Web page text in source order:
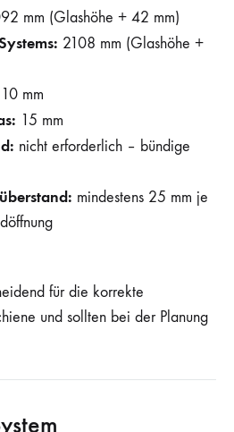
mm (Glashöhe + 42 mm)
2108 mm (Glashöhe +
mm
15 mm
nicht erforderlich – bündige
mindestens 25 mm je
für die korrekte
und sollten bei der Planung